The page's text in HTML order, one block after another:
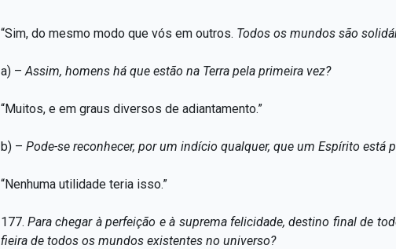
“Sim, do mesmo modo que vós em outros. Todos os mundos são
a) –Assim, homens há que estão na Terra pela primeira vez?
“Muitos, e em graus diversos de adiantamento.”
b) – Pode-se reconhecer, por um indício qualquer, que um Espírito está
“Nenhuma utilidade teria isso.”
177.Para chegar à perfeição e à suprema felicidade, destino final de
fieira de todos os mundos existentes no universo?